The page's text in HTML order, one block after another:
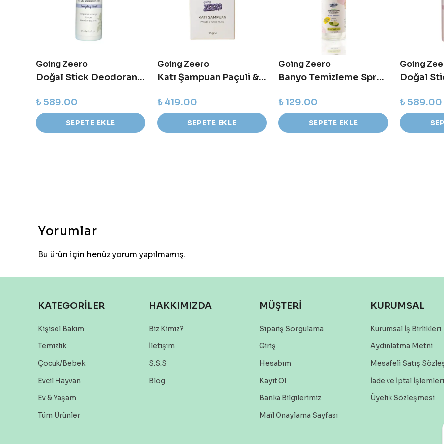
Going Zeero
Doğal Stick Deodorant - Everyday Fresh (Taze)
₺ 589.00
SEPETE EKLE
Going Zeero
Katı Şampuan Paçuli & Ylang Ylang Sülfatsız Şampuan
₺ 419.00
SEPETE EKLE
Going Zeero
Banyo Temizleme Spreyi - Süper Konsantre - Lime & Okaliptus
₺ 129.00
SEPETE EKLE
Going
₺ 589.00
Yorumlar
Bu ürün için henüz yorum yapılmamış.
KATEGORİLER
Kişisel Bakım
Temizlik
Çocuk/Bebek
Evcil Hayvan
Ev & Yaşam
Tüm Ürünler
HAKKIMIZDA
Biz Kimiz?
İletişim
S.S.S
Blog
MÜŞTERİ
Sipariş Sorgulama
Giriş
Hesabım
Kayıt Ol
Banka Bilgilerimiz
Mail Onaylama Sayfası
KURUMSAL
Kurumsal İş Birlikleri
Aydınlatma Metni
Mesafeli Satış
İade ve İptal İşlemleri
Üyelik Sözleşmesi